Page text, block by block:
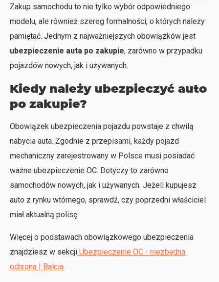
Zakup samochodu to nie tylko wybór odpowiedniego
modelu, ale również szereg formalności, o których należy
pamiętać. Jednym z najważniejszych obowiązków jest
ubezpieczenie auta po zakupie, zarówno w przypadku
pojazdów nowych, jak i używanych.
Kiedy należy ubezpieczyć auto
po zakupie?
Obowiązek ubezpieczenia pojazdu powstaje z chwilą
nabycia auta. Zgodnie z przepisami, każdy pojazd
mechaniczny zarejestrowany w Polsce musi posiadać
ważne ubezpieczenie OC. Dotyczy to zarówno
samochodów nowych, jak i używanych. Jeżeli kupujesz
auto z rynku wtórnego, sprawdź, czy poprzedni właściciel
miał aktualną polisę.
Więcej o podstawach obowiązkowego ubezpieczenia
znajdziesz w sekcji Ubezpieczenie OC - niezbędna
ochrona | Balcia.